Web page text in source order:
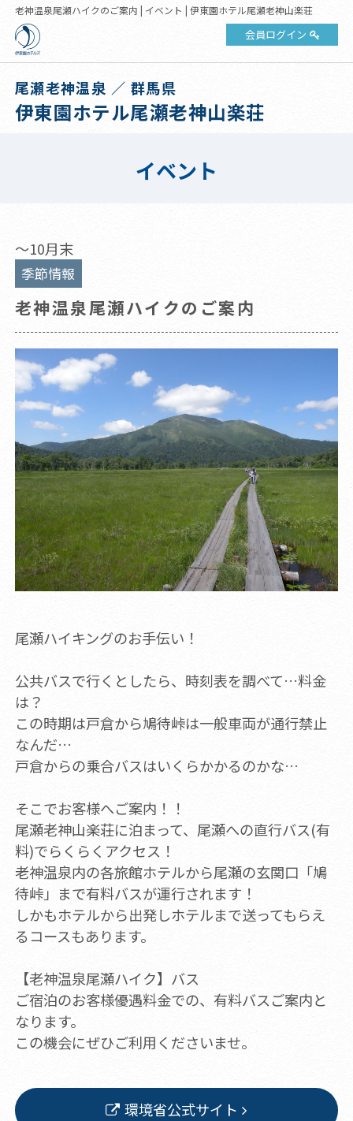
老神温泉尾瀬ハイクのご案内 | イベント | 伊東園ホテル尾瀬老神山楽荘
会員ログイン
尾瀬老神温泉 ／ 群馬県
伊東園ホテル尾瀬老神山楽荘
イベント
～10月末
季節情報
老神温泉尾瀬ハイクのご案内
尾瀬ハイキングのお手伝い！
公共バスで行くとしたら、時刻表を調べて…料金
は？
この時期は戸倉から鳩待峠は一般車両が通行禁止
なんだ…
戸倉からの乗合バスはいくらかかるのかな…
そこでお客様へご案内！！
尾瀬老神山楽荘に泊まって、尾瀬への直行バス(有
料)でらくらくアクセス！
老神温泉内の各旅館ホテルから尾瀬の玄関口「鳩
待峠」まで有料バスが運行されます！
しかもホテルから出発しホテルまで送ってもらえ
るコースもあります。
【老神温泉尾瀬ハイク】バス
ご宿泊のお客様優遇料金での、有料バスご案内と
なります。
この機会にぜひご利用くださいませ。
環境省公式サイト